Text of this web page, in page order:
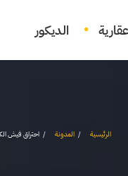
الديكور
الرئيسية المدونة احتراق فيش